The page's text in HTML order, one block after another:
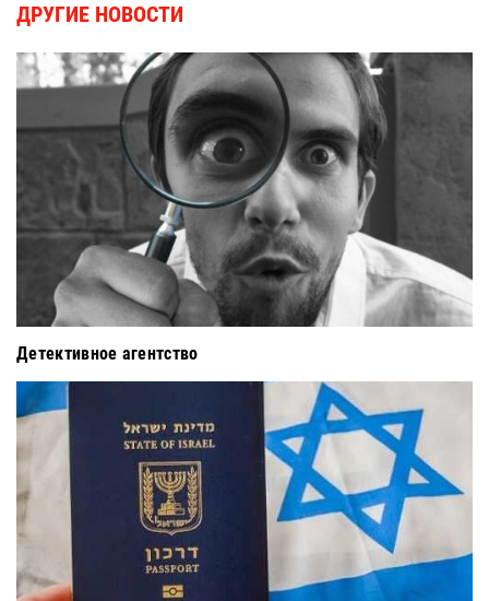
ДРУГИЕ НОВОСТИ
Детективное агентство